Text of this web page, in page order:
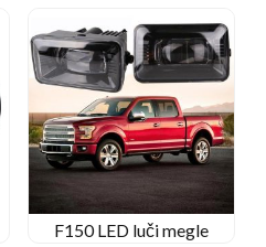
F150 LED luči megle